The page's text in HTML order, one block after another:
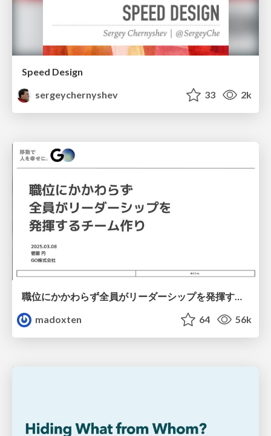
Speed Design
sergeychernyshev
33 2k
職位にかかわらず全員がリーダーシップを発揮するチーム作り / Building a team where everyone can demonstrate leadership regardless of position
madoxten
64 56k